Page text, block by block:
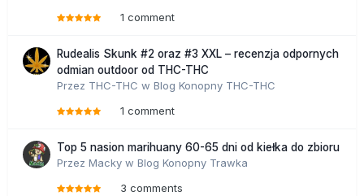
1 comment
Rudealis Skunk #2 oraz #3 XXL – recenzja odpornych
odmian outdoor od THC-THC
Przez THC-THC w Blog Konopny THC-THC
1 comment
Top 5 nasion marihuany 60-65 dni od kiełka do zbioru
Przez Macky w Blog Konopny Trawka
3 comments